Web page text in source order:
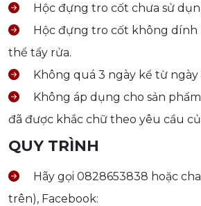
Hộc đựng tro cốt chưa sử
Hộc đựng tro cốt không
thể tẩy rửa.
Không quá 3 ngày kể từ ngày
Không áp dụng cho sản
đã được khắc chữ theo yêu cầu
QUY TRÌNH
Hãy gọi 0828653838 hoặc
trên), Facebook: